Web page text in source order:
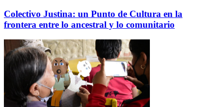
Colectivo Justina: un Punto de Cultura en la
frontera entre lo ancestral y lo comunitario